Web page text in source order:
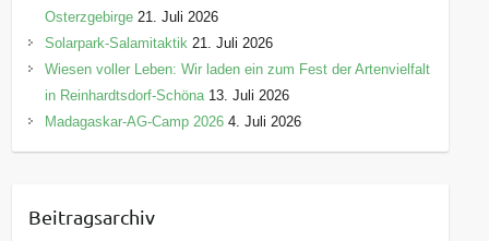
Osterzgebirge 21. Juli 2026
Solarpark-Salamitaktik 21. Juli 2026
Wiesen voller Leben: Wir laden ein zum Fest der Artenvielfalt
in Reinhardtsdorf-Schöna 13. Juli 2026
Madagaskar-AG-Camp 2026 4. Juli 2026
Beitragsarchiv